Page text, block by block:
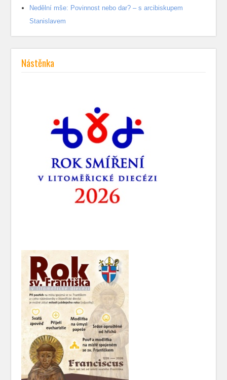
Nedělní mše: Povinnost nebo dar? – s arcibiskupem
Stanislavem
Nástěnka